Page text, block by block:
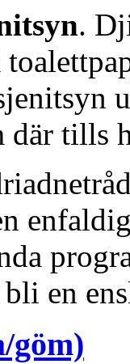
.
där tills
en
göm)